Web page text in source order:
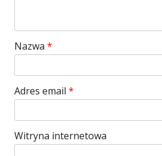
Nazwa *
Adres email *
Witryna internetowa